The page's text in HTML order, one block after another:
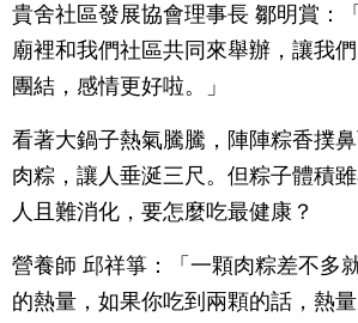
貴舍社區發展協會理事長 鄒明賞：
廟裡和我們社區共同來舉辦，讓我
團結，感情更好啦。」
看著大鍋子熱氣騰騰，陣陣粽香撲
肉粽，讓人垂涎三尺。但粽子體積
人且難消化，要怎麼吃最健康？
營養師 邱祥箏：「一顆肉粽差不多
的熱量，如果你吃到兩顆的話，熱